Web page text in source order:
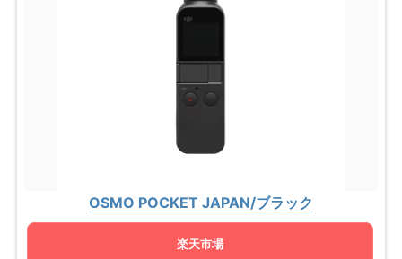
OSMO POCKET JAPAN/ブラック
楽天市場